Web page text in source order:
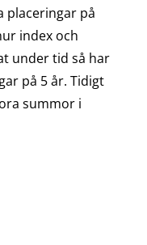
placeringar på
index och
under tid så har
på 5 år. Tidigt
summor i